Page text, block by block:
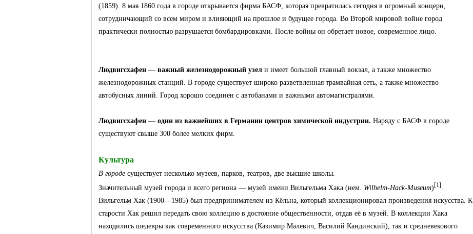
(1859). 8 мая 1860 года в городе открывается фирма БАСФ, которая превратилась сегодня в огромный концерн,
сотрудничающий со всем миром и влияющий на прошлое и будущее города. Во Второй мировой войне город
практически полностью разрушается бомбардировками. После войны он обретает новое, современное лицо.
Людвигсхафен — важный железнодорожный узел и имеет большой главный вокзал, а также множество
железнодорожных станций. В городе существует широко разветвленная трамвайная сеть, а также множество
автобусных линий. Город хорошо соединен с автобанами и важными автомагистралями.
Людвигсхафен — один из важнейших в Германии центров химической индустрии. Наряду с БАСФ в городе
существуют свыше 300 более мелких фирм.
Культура
В городе существует несколько музеев, парков, театров, две высшие школы.
Значительный музей города и всего региона — музей имени Вильгельма Хака (нем. Wilhelm-Hack-Museum)[1]
Вильгельм Хак (1900—1985) был предпринимателем из Кёльна , который коллекционировал произведения искусства. К
старости Хак решил передать свою коллецию в достояние общественности, отдав её в музей . В коллекции Хака
находились шедевры как современного искусства (Казимир Малевич Василий Кандинский), так и средневекового